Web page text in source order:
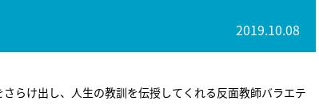
2019.10.08
らけ出し、人生の教訓を伝授してくれる反面教師バラエテ